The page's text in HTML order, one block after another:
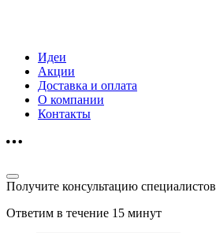
Идеи
Акции
Доставка и оплата
О компании
Контакты
Получите консультацию специалистов
Ответим в течение 15 минут